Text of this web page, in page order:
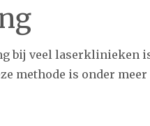
bij veel laserklinieken
methode is onder